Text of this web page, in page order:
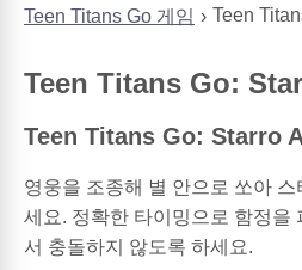
Teen Titans Go 게임
Teen
Teen Titans Go:
Teen Titans Go: Starro
영웅을 조종해 별 안으로 쏘아 스
세요. 정확한 타이밍으로 함정을
서 충돌하지 않도록 하세요.